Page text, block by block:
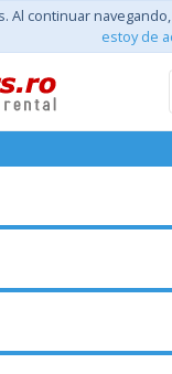
Al continuar
estoy de